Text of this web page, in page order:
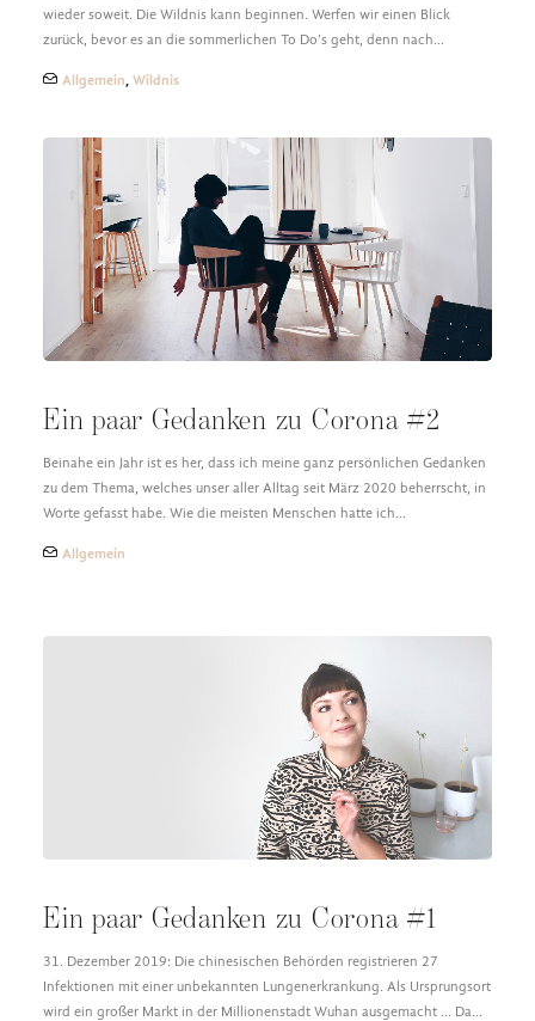
wieder soweit. Die Wildnis kann beginnen. Werfen wir einen Blick
zurück, bevor es an die sommerlichen To Do’s geht, denn nach…
Allgemein, Wildnis
Ein paar Gedanken zu Corona #2
Beinahe ein Jahr ist es her, dass ich meine ganz persönlichen Gedanken
zu dem Thema, welches unser aller Alltag seit März 2020 beherrscht, in
Worte gefasst habe. Wie die meisten Menschen hatte ich…
Allgemein
Ein paar Gedanken zu Corona #1
31. Dezember 2019: Die chinesischen Behörden registrieren 27
Infektionen mit einer unbekannten Lungenerkrankung. Als Ursprungsort
wird ein großer Markt in der Millionenstadt Wuhan ausgemacht ... Da…